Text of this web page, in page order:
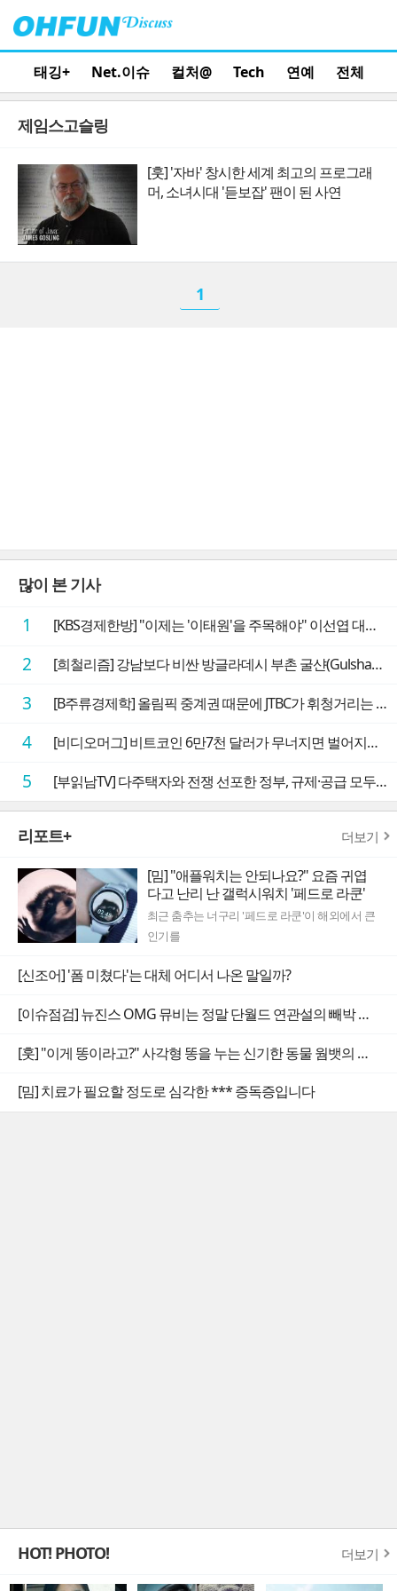
태깅+ Net.이슈 컬처@ Tech 연예 전체
제임스고슬링
[훗] '자바' 창시한 세계 최고의 프로그래
머, 소녀시대 '듣보잡' 팬이 된 사연
1
많이 본 기사
1 [KBS경제한방] "이제는 '이태원'을 주목해야" 이선엽 대표가 말하는 AI 시대 투자 성과를 가르는 지점들
2 [희철리즘] 강남보다 비싼 방글라데시 부촌 굴샨(Gulshan)의 극단적인 모습에 충격을 받다
3 [B주류경제학] 올림픽 중계권 때문에 JTBC가 휘청거리는 이유
4 [비디오머그] 비트코인 6만7천 달러가 무너지면 벌어지는 일
5 [부읽남TV] 다주택자와 전쟁 선포한 정부, 규제·공급 모두 실효성 의문
리포트+ 더보기
[밈] "애플워치는 안되나요?" 요즘 귀엽
다고 난리 난 갤럭시워치 '페드로 라쿤'
최근 춤추는 너구리 '페드로 라쿤'이 해외에서 큰
인기를
[신조어] '폼 미쳤다'는 대체 어디서 나온 말일까?
[이슈점검] 뉴진스 OMG 뮤비는 정말 단월드 연관설의 빼박 증거일까
[훗] "이게 똥이라고?" 사각형 똥을 누는 신기한 동물 웜뱃의 비밀
[밈] 치료가 필요할 정도로 심각한 *** 증독증입니다
HOT! PHOTO! 더보기